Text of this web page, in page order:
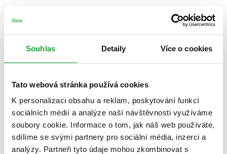
Souhlas Detaily Více o cookies
Tato webová stránka používá cookies
K personalizaci obsahu a reklam, poskytování funkcí
sociálních médií a analýze naší návštěvnosti využíváme
soubory cookie. Informace o tom, jak náš web používáte,
sdílíme se svými partnery pro sociální média, inzerci a
analýzy. Partneři tyto údaje mohou zkombinovat s